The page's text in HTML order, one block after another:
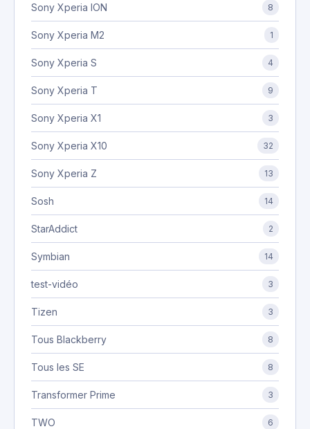
Sony Xperia ION 8
Sony Xperia M2 1
Sony Xperia S 4
Sony Xperia T 9
Sony Xperia X1 3
Sony Xperia X10 32
Sony Xperia Z 13
Sosh 14
StarAddict 2
Symbian 14
test-vidéo 3
Tizen 3
Tous Blackberry 8
Tous les SE 8
Transformer Prime 3
TWO 6